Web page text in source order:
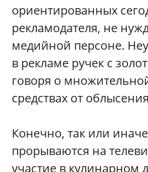
ориентированных
рекламодателя, не
медийной персоне.
в рекламе ручек с
говоря о
средствах от
Конечно, так или
прорываются на
участие в кулинарном